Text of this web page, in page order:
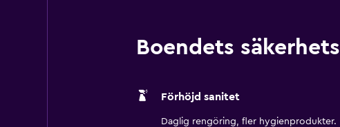
Boendets
Förhöjd sanitet
Daglig rengöring, fler hygienprodukter.